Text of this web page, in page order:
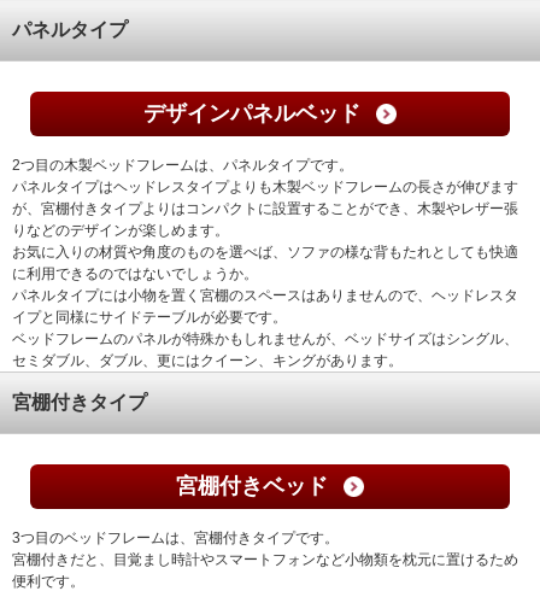
パネルタイプ
デザインパネルベッド
2つ目の木製ベッドフレームは、パネルタイプです。
パネルタイプはヘッドレスタイプよりも木製ベッドフレームの長さが伸びます
が、宮棚付きタイプよりはコンパクトに設置することができ、木製やレザー張
りなどのデザインが楽しめます。
お気に入りの材質や角度のものを選べば、ソファの様な背もたれとしても快適
に利用できるのではないでしょうか。
パネルタイプには小物を置く宮棚のスペースはありませんので、ヘッドレスタ
イプと同様にサイドテーブルが必要です。
ベッドフレームのパネルが特殊かもしれませんが、ベッドサイズはシングル、
セミダブル、ダブル、更にはクイーン、キングがあります。
宮棚付きタイプ
宮棚付きベッド
3つ目のベッドフレームは、宮棚付きタイプです。
宮棚付きだと、目覚まし時計やスマートフォンなど小物類を枕元に置けるため
便利です。